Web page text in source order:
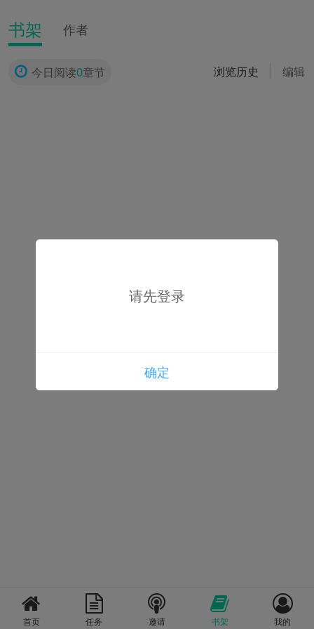
书架 作者
今日阅读0章节 浏览历史 编辑
首页 任务 邀请 书架 我的
请先登录
确定
请先登录
确定